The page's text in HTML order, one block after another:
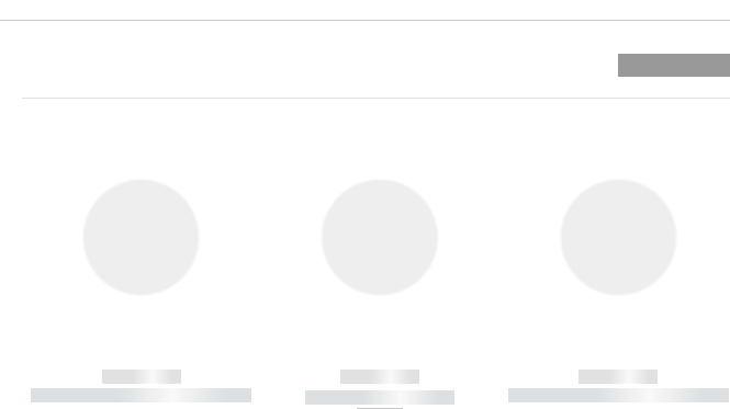
------------
----------- ----------- ----------
------------
----------- -----------
------------
----------- ----------- ----------